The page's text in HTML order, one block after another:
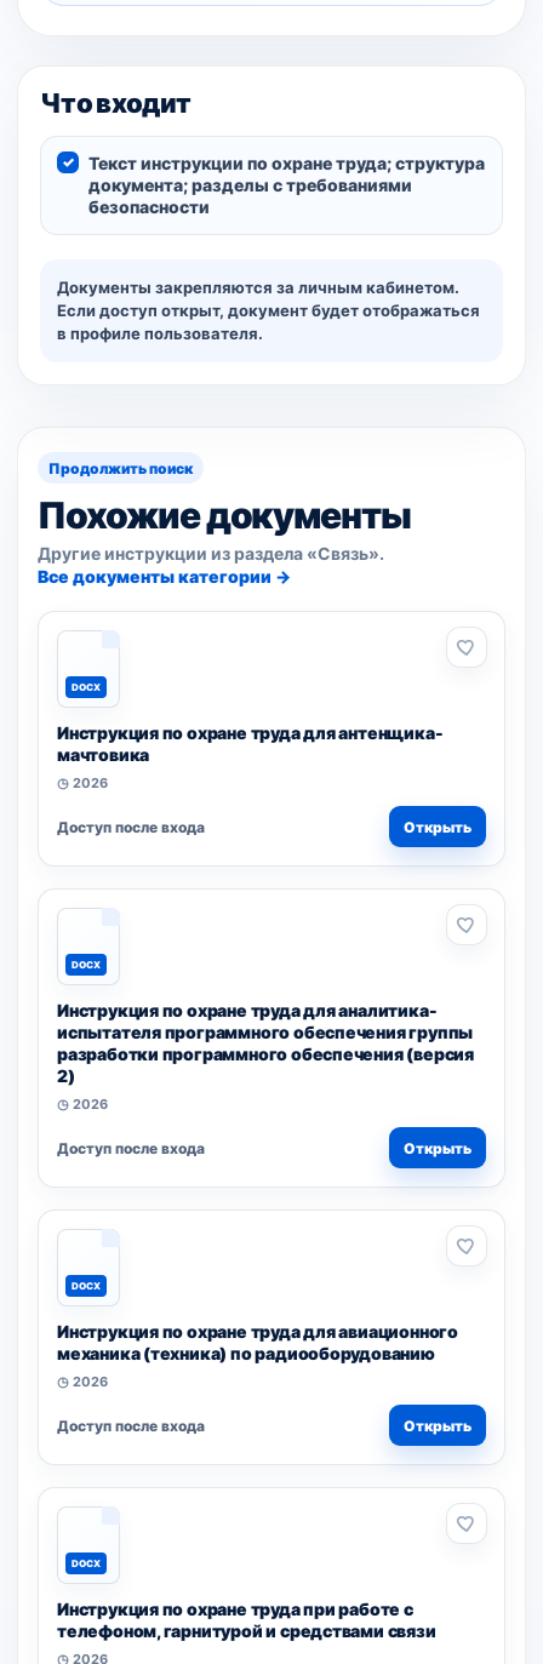
Что входит
Текст инструкции по охране труда; структура
документа; разделы с требованиями
безопасности
Документы закрепляются за личным кабинетом.
Если доступ открыт, документ будет отображаться
в профиле пользователя.
Продолжить поиск
Похожие документы
Другие инструкции из раздела «Связь».
Все документы категории →
DOCX
Инструкция по охране труда для антенщика-
мачтовика
◷ 2026
Доступ после входа Открыть
DOCX
Инструкция по охране труда для аналитика-
испытателя программного обеспечения группы
разработки программного обеспечения (версия
2)
◷ 2026
Доступ после входа Открыть
DOCX
Инструкция по охране труда для авиационного
механика (техника) по радиооборудованию
◷ 2026
Доступ после входа Открыть
DOCX
Инструкция по охране труда при работе с
телефоном, гарнитурой и средствами связи
◷ 2026